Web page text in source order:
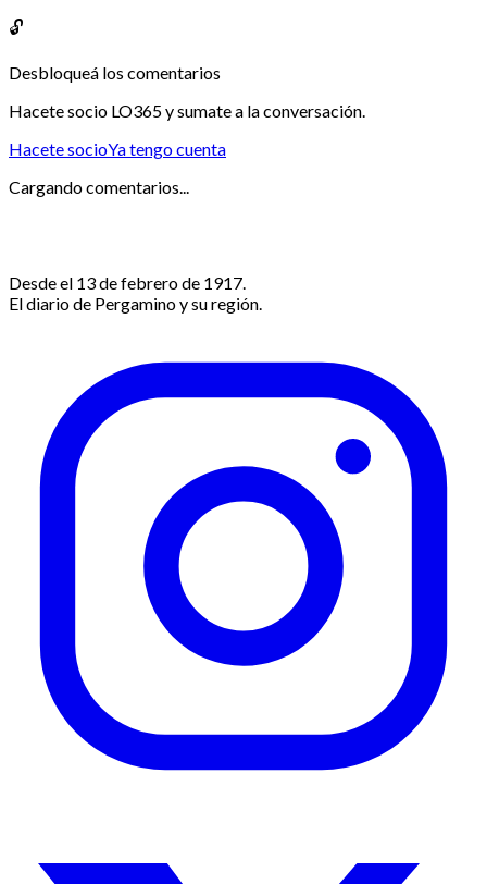
🔓
Desbloqueá los comentarios
Hacete socio LO365 y sumate a la conversación.
Hacete socioYa tengo cuenta
Cargando comentarios...
Desde el 13 de febrero de 1917.
El diario de Pergamino y su región.